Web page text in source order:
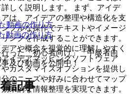
しく説明します。 まず、アイデ
は、アイデアの整理や構造化を支
プルな操作でテキストやイメージ
ンクを作成することができます。
アや概念を視覚的に理解しやすく
イデアマッピングソフトウェア
カスタマイズオプションを提供し
のニーズや好みに合わせてマップ
果的な情報整理を実現できます。
動画の作り方
動画の作り方
った「初心者向け」「中級者向
及び動画を公開中！
記事